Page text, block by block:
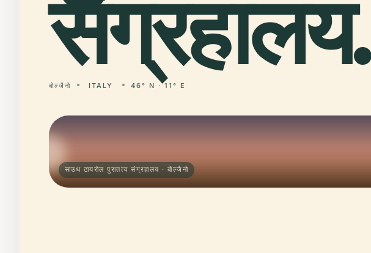
संग्रहालय.
बोल्जैनो ITALY 46° N · 11° E
साउथ टायरोल पुरातत्व संग्रहालय · बोल्जैनो